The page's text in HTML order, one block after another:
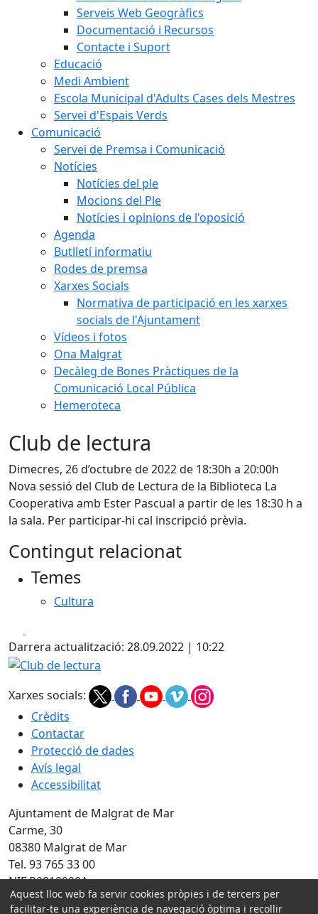
Serveis Web Geogràfics
Documentació i Recursos
Contacte i Suport
Educació
Medi Ambient
Escola Municipal d'Adults Cases dels Mestres
Servei d'Espais Verds
Comunicació
Servei de Premsa i Comunicació
Notícies
Notícies del ple
Mocions del Ple
Notícies i opinions de l'oposició
Agenda
Butlletí informatiu
Rodes de premsa
Xarxes Socials
Normativa de participació en les xarxes
socials de l'Ajuntament
Vídeos i fotos
Ona Malgrat
Decàleg de Bones Pràctiques de la
Comunicació Local Pública
Hemeroteca
Club de lectura
Dimecres, 26 d’octubre de 2022 de 18:30h a 20:00h
Nova sessió del Club de Lectura de la Biblioteca La
Cooperativa amb Ester Pascual a partir de les 18:30 h a
la sala. Per participar-hi cal inscripció prèvia.
Contingut relacionat
Temes
Cultura
Darrera actualització: 28.09.2022 | 10:22
Club de lectura
Xarxes socials:
Crèdits
Contactar
Protecció de dades
Avís legal
Accessibilitat
Ajuntament de Malgrat de Mar
Carme, 30
08380 Malgrat de Mar
Tel. 93 765 33 00
NIF P0810900A
Amb la col·laboració de:
Aquest lloc web fa servir cookies pròpies i de tercers per
facilitar-te una experiència de navegació òptima i recollir